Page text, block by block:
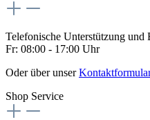
Telefonische Unterstützung und
Fr: 08:00 - 17:00 Uhr
Oder über unserKontaktformular
Shop Service